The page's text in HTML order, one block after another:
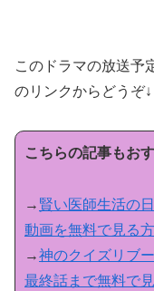
このドラマの放送予
のリンクからどうぞ↓
こちらの記事もお
→ 賢い医師生活の
動画を無料で見る方
→神のクイズリブ
最終話まで無料で